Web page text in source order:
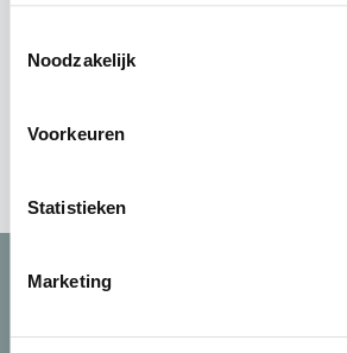
Noodzakelijk
Voorkeuren
Statistieken
Marketing
Bekijk locatie Lelystad
Dingen mooi maken